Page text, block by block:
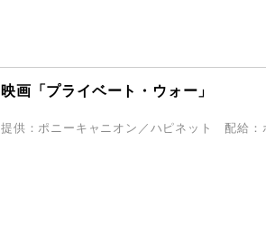
映画「プライベート・ウォー」
提供：ポニーキャニオン／ハピネット 配給：